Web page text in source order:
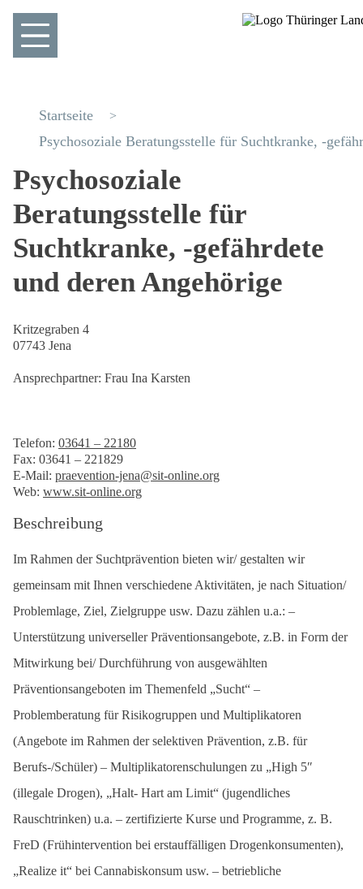
Startseite
Psychosoziale Beratungsstelle für Suchtkranke, -
Psychosoziale
Beratungsstelle für
Suchtkranke, -gefährdete
und deren Angehörige
Kritzegraben 4
07743 Jena
Ansprechpartner: Frau Ina Karsten
Telefon: 03641 – 22180
Fax: 03641 – 221829
E-Mail: praevention-jena@sit-online.org
Web: www.sit-online.org
Beschreibung
Im Rahmen der Suchtprävention bieten wir/ gestalten wir
gemeinsam mit Ihnen verschiedene Aktivitäten, je nach Situation/
Problemlage, Ziel, Zielgruppe usw. Dazu zählen u.a.: –
Unterstützung universeller Präventionsangebote, z.B. in Form der
Mitwirkung bei/ Durchführung von ausgewählten
Präventionsangeboten im Themenfeld „Sucht“ –
Problemberatung für Risikogruppen und Multiplikatoren
(Angebote im Rahmen der selektiven Prävention, z.B. für
Berufs-/Schüler) – Multiplikatorenschulungen zu „High 5″
(illegale Drogen), „Halt- Hart am Limit“ (jugendliches
Rauschtrinken) u.a. – zertifizierte Kurse und Programme, z. B.
FreD (Frühintervention bei erstauffälligen Drogenkonsumenten),
„Realize it“ bei Cannabiskonsum usw. – betriebliche